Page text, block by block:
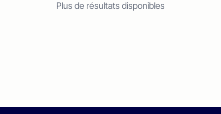
Plus de résultats disponibles